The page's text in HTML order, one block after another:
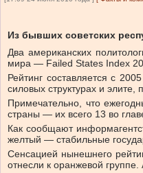
Из бывших советских
Два американских
мира — Failed States Index
Рейтинг составляется с
силовых структурах и
Примечательно, что
страны — их всего 13 во
Как сообщают
желтый — стабильные
Сенсацией нынешнего
отнесли к оранжевой